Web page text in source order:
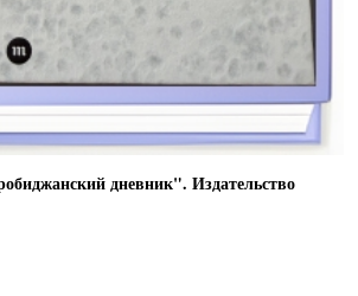
дневник". Издательство